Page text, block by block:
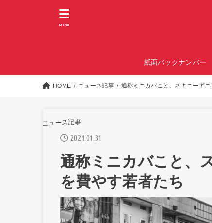
紙面バックナンバー
MENU
HOME ニュース記事 通称ミニカバこと、スキニーギ
ニュース記事
2024.01.31
通称ミニカバこと、
を費やす若者たち